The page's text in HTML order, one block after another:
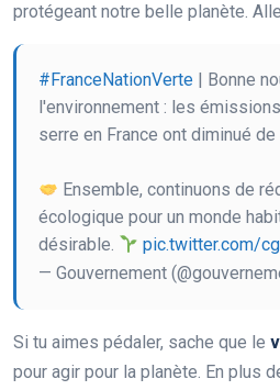
protégeant notre belle planète.
#FranceNationVerte | Bonne
l'environnement : les
serre en France ont diminué de
Ensemble, continuons de
écologique pour un monde
désirable.
pic.twitter.com/
— Gouvernement
Si tu aimes pédaler, sache que le
pour agir pour la planète. En plus